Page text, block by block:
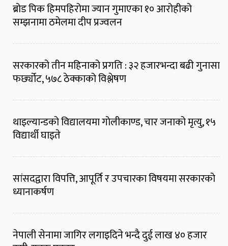
ब्रोड पिक हिमपहिरोमा ज्यान गुमाएका १० आरोहीको
सम्झनामा ठमेलमा दीप प्रज्वलन
सरकारको तीन महिनाको प्रगति : ३२ हजारभन्दा बढी गुनासा
फर्छ्योट, ५७८ ठेक्काको विश्लेषण
थाइल्यान्डको विद्यालयमा गोलीकाण्ड, चार जनाको मृत्यु, १५
विद्यार्थी घाइते
सांसदद्वारा विपत्ति, आपूर्ति र उपचारका विषयमा सरकारको
ध्यानाकर्षण
नेपाली सेनामा जागिर लगाइदिने भन्दै दुई लाख ४० हजार